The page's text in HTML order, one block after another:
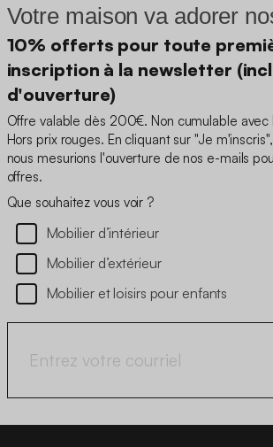
Votre maison va adorer
10% offerts pour toute
inscription à la newsletter
d'ouverture)
Offre valable dès 200€. Non cumulable avec
Hors prix rouges. En cliquant sur "Je
nous mesurions l'ouverture de nos e-mails
offres.
Que souhaitez vous voir ?
Mobilier d’intérieur
Mobilier d’extérieur
Mobilier et loisirs pour enfants